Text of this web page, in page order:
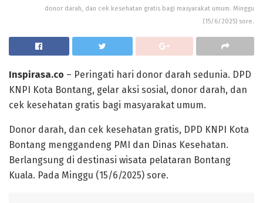
donor darah, dan cek kesehatan gratis bagi masyarakat umum. Minggu
(15/6/2025) sore.
Inspirasa.co – Peringati hari donor darah sedunia. DPD
KNPI Kota Bontang, gelar aksi sosial, donor darah, dan
cek kesehatan gratis bagi masyarakat umum.
Donor darah, dan cek kesehatan gratis, DPD KNPI Kota
Bontang menggandeng PMI dan Dinas Kesehatan.
Berlangsung di destinasi wisata pelataran Bontang
Kuala. Pada Minggu (15/6/2025) sore.